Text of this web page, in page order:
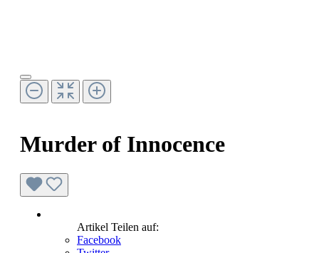
Murder of Innocence
Artikel Teilen auf:
Facebook